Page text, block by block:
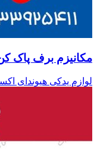
مکانیزم برف پاک
لوازم یدکی هیوندای